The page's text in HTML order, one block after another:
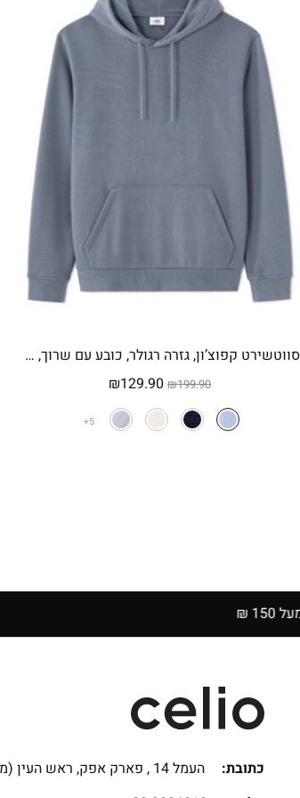
סווטשירט קפוצ’ון, גזרה רגולר, כובע עם שרוך, כיס קנגורו קדמי, בד רך ונעים, 100% כותנה – כתום
₪199.90
המחיר
המקורי
היה:
₪129.90 המחיר
הוא:
5
כתובת:
העמל 14 , פארק אפק, ראש העין (משרדים)